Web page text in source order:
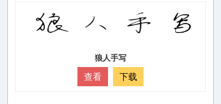
狼人手写
查看 下载